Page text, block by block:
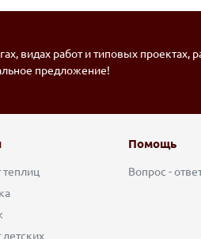
видах работ и типовых проектах,
предложение!
Помощь
Вопрос -